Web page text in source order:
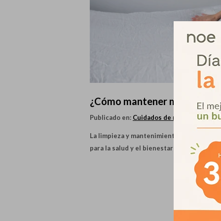
¿Cómo mantener mi colchón ?
Publicado en: Cuidados de mi colchón
La limpieza y mantenimiento adecuado
para la salud y el bienestar de las personas.